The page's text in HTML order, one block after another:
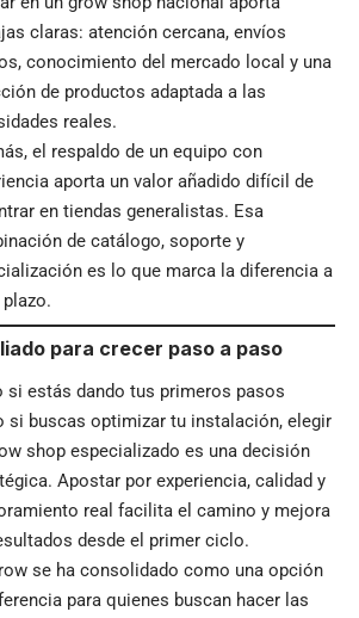
claras: atención cercana, envíos
conocimiento del mercado local y una
de productos adaptada a las
reales.
el respaldo de un equipo con
aporta un valor añadido difícil de
en tiendas generalistas. Esa
de catálogo, soporte y
es lo que marca la diferencia a
plazo.
para crecer paso a paso
si estás dando tus primeros pasos
si buscas optimizar tu instalación, elegir
shop especializado es una decisión
Apostar por experiencia, calidad y
real facilita el camino y mejora
desde el primer ciclo.
se ha consolidado como una opción
para quienes buscan hacer las